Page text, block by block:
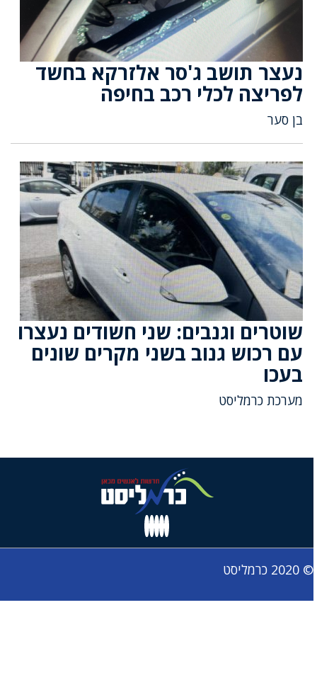
נעצר תושב ג'סר אלזרקא בחשד
לפריצה לכלי רכב בחיפה
בן סער
שוטרים וגנבים: שני חשודים נעצרו
עם רכוש גנוב בשני מקרים שונים
בעכו
מערכת כרמליסט
© 2020 כרמליסט